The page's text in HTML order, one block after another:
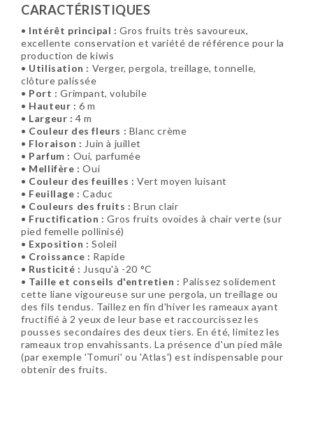
CARACTÉRISTIQUES
• Intérêt principal : Gros fruits très savoureux,
excellente conservation et variété de référence pour la
production de kiwis
• Utilisation : Verger, pergola, treillage, tonnelle,
clôture palissée
• Port : Grimpant, volubile
• Hauteur : 6 m
• Largeur : 4 m
• Couleur des fleurs : Blanc crème
• Floraison : Juin à juillet
• Parfum : Oui, parfumée
• Mellifère : Oui
• Couleur des feuilles : Vert moyen luisant
• Feuillage : Caduc
• Couleurs des fruits : Brun clair
• Fructification : Gros fruits ovoïdes à chair verte (sur
pied femelle pollinisé)
• Exposition : Soleil
• Croissance : Rapide
• Rusticité : Jusqu'à -20 °C
• Taille et conseils d'entretien : Palissez solidement
cette liane vigoureuse sur une pergola, un treillage ou
des fils tendus. Taillez en fin d'hiver les rameaux ayant
fructifié à 2 yeux de leur base et raccourcissez les
pousses secondaires des deux tiers. En été, limitez les
rameaux trop envahissants. La présence d'un pied mâle
(par exemple 'Tomuri' ou 'Atlas') est indispensable pour
obtenir des fruits.